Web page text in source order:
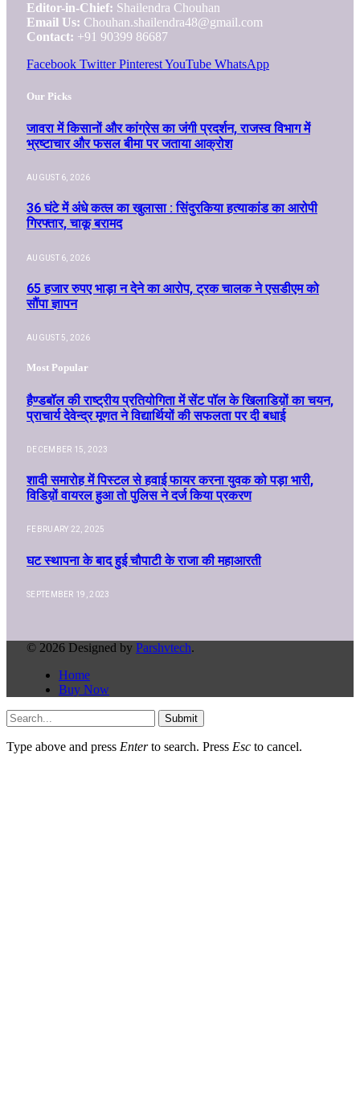
Editor-in-Chief: Shailendra Chouhan
Email Us: Chouhan.shailendra48@gmail.com
Contact: +91 90399 86687
Facebook Twitter PinterestYouTube WhatsApp
Our Picks
जावरा में किसानों और कांग्रेस का जंगी प्रदर्शन, राजस्व विभाग में
भ्रष्टाचार और फसल बीमा पर जताया आक्रोश
AUGUST 6, 2026
36 घंटे में अंधे कत्ल का खुलासा : सिंदुरकिया हत्याकांड का आरोपी
गिरफ्तार, चाकू बरामद
AUGUST 6, 2026
65 हजार रुपए भाड़ा न देने का आरोप, ट्रक चालक ने एसडीएम को
सौंपा ज्ञापन
AUGUST 5, 2026
Most Popular
हैण्डबॉल की राष्ट्रीय प्रतियोगिता में सेंट पॉल के खिलाडिय़ों का चयन,
प्राचार्य देवेन्द्र मूणत ने विद्यार्थियों की सफलता पर दी बधाई
DECEMBER 15, 2023
शादी समारोह में पिस्टल से हवाई फायर करना युवक को पड़ा भारी,
विडिय़ों वायरल हुआ तो पुलिस ने दर्ज किया प्रकरण
FEBRUARY 22, 2025
घट स्थापना के बाद हुई चौपाटी के राजा की महाआरती
SEPTEMBER 19, 2023
© 2026 Designed by Parshvtech.
Home
Buy Now
Submit
Type above and press Enterto search. Press Esc to cancel.